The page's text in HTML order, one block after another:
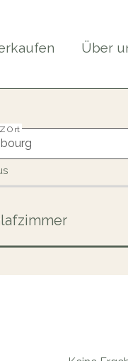
Über
Ort